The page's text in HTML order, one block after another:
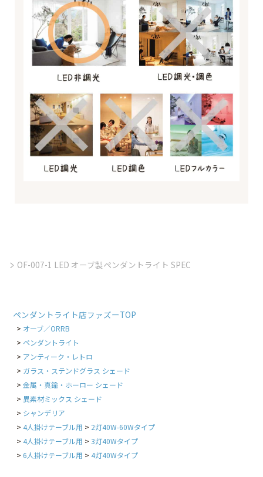
OF-007-1 LED オーブ製ペンダントライト SPEC
ペンダントライト店ファズーTOP
オーブ／ORRB
ペンダントライト
アンティーク・レトロ
ガラス・ステンドグラス シェード
金属・真鍮・ホーロー シェード
異素材ミックス シェード
シャンデリア
4人掛けテーブル用
2灯40W-60Wタイプ
4人掛けテーブル用
3灯40Wタイプ
6人掛けテーブル用
4灯40Wタイプ